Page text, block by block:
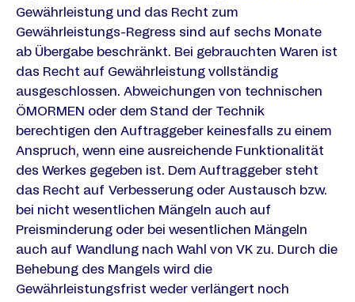
Gewährleistung und das Recht zum
Gewährleistungs-Regress sind auf sechs Monate
ab Übergabe beschränkt. Bei gebrauchten Waren ist
das Recht auf Gewährleistung vollständig
ausgeschlossen. Abweichungen von technischen
ÖMORMEN oder dem Stand der Technik
berechtigen den Auftraggeber keinesfalls zu einem
Anspruch, wenn eine ausreichende Funktionalität
des Werkes gegeben ist. Dem Auftraggeber steht
das Recht auf Verbesserung oder Austausch bzw.
bei nicht wesentlichen Mängeln auch auf
Preisminderung oder bei wesentlichen Mängeln
auch auf Wandlung nach Wahl von VK zu. Durch die
Behebung des Mangels wird die
Gewährleistungsfrist weder verlängert noch